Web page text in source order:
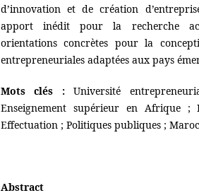
d’innovation et de création
apport inédit pour la recherche
orientations concrètes pour la
entrepreneuriales adaptées aux pays
Mots clés :Université
Enseignement supérieur en Afrique ;
Effectuation ; Politiques publiques ;
Abstract